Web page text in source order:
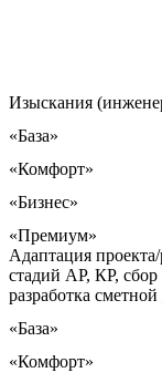
Изыскания
«База»
«Комфорт»
«Бизнес»
«Премиум»
Адаптация
стадий АР, КР, сбор
разработка
«База»
«Комфорт»